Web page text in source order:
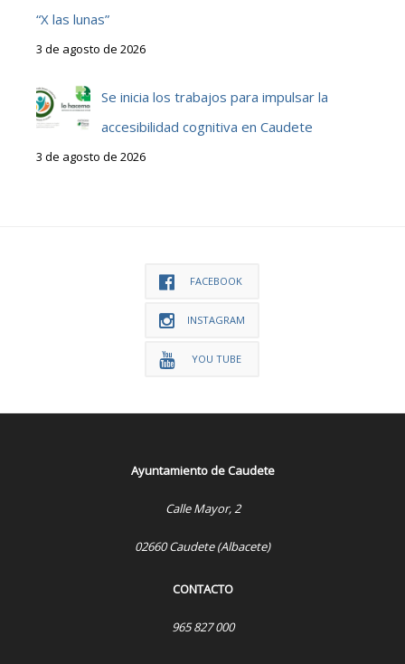
“X las lunas”
3 de agosto de 2026
Se inicia los trabajos para impulsar la
accesibilidad cognitiva en Caudete
3 de agosto de 2026
FACEBOOK
INSTAGRAM
YOU TUBE
Ayuntamiento de Caudete
Calle Mayor, 2
02660 Caudete (Albacete)
CONTACTO
965 827 000